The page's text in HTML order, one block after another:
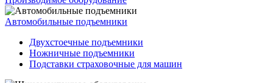
Автомобильные подъемники
Двухстоечные подъемники
Ножничные подъемники
Подставки страховочные для машин